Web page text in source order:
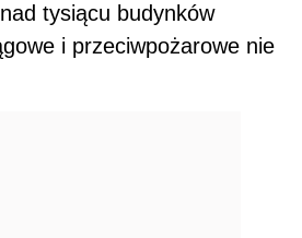
tysiącu budynków
i przeciwpożarowe nie